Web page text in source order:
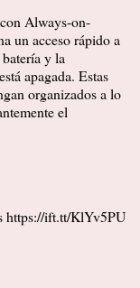
Always-on-
un acceso rápido a
y la
apagada. Estas
organizados a lo
el
https://ift.tt/KlYv5PU